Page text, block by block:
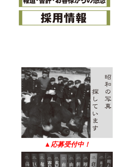
▲ 応募受付中！